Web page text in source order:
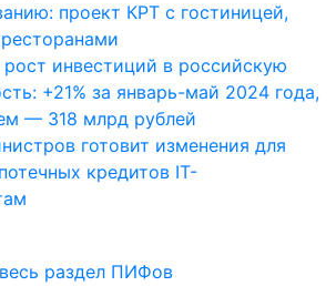
проект КРТ с гостиницей,
инвестиций в российскую
+21% за январь-май 2024 года,
— 318 млрд рублей
готовит изменения для
кредитов IT-